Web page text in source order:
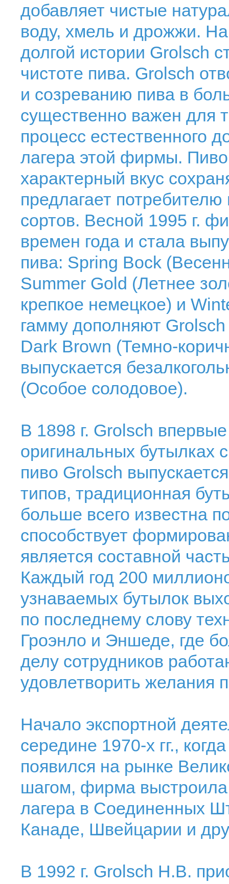
добавляет чистые
воду, хмель и дрожжи.
долгой истории Grolsch
чистоте пива. Grolsch
и созреванию пива в
существенно важен для
процесс естественного
лагера этой фирмы. Пиво
характерный вкус
предлагает
сортов. Весной 1995 г.
времен года и стала
пива: Spring Bock
Summer Gold (Летнее
крепкое немецкое) и
гамму дополняют
Dark Brown (Темно-
выпускается
(Особое солодовое).
В 1898 г. Grolsch
оригинальных бутылках
пиво Grolsch
типов, традиционная
больше всего известна
способствует
является составной
Каждый год 200
узнаваемых бутылок
по последнему слову
Гроэнло и Эншеде, где
делу сотрудников
удовлетворить желания
Начало экспортной
середине 1970-х гг.,
появился на рынке
шагом, фирма
лагера в Соединенных
Канаде, Швейцарии и
В 1992 г. Grolsch H.B.